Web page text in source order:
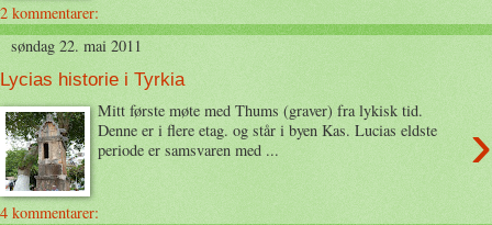
2 kommentarer:
søndag 22. mai 2011
Lycias historie i Tyrkia
›
Mitt første møte med Thums (graver) fra lykisk tid.
Denne er i flere etag. og står i byen Kas. Lucias eldste
periode er samsvaren med ...
4 kommentarer: